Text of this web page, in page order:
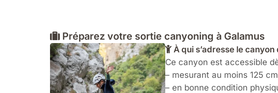
Préparez votre sortie canyoning à Galamus
À qui s’adresse le canyon
Ce canyon est accessible
– mesurant au moins 125
– en bonne condition